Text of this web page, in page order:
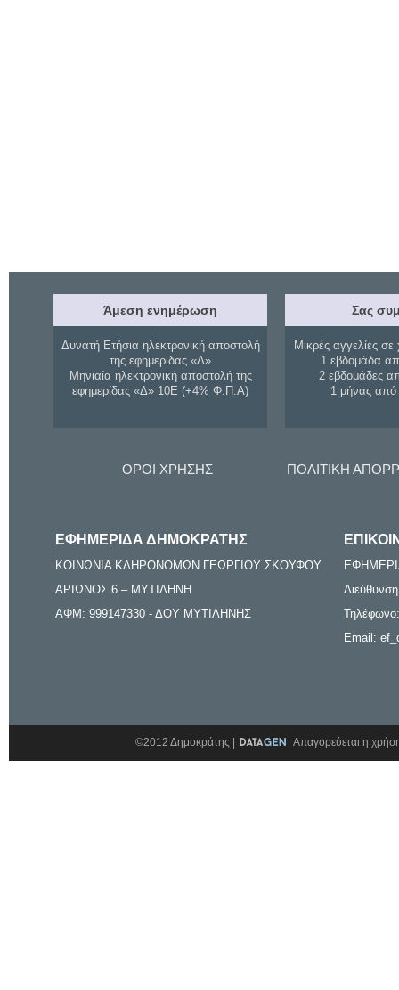
Άμεση ενημέρωση
Δυνατή Ετήσια ηλεκτρονική αποστολή
της εφημερίδας «Δ»
Μηνιαία ηλεκτρονική αποστολή της
εφημερίδας «Δ» 10Ε (+4% Φ.Π.Α)
Σας
Μικρές αγγελίες σε
1 εβδομάδα
2 εβδομάδες
1 μήνας
ΟΡΟΙ ΧΡΗΣΗΣ ΠΟΛΙΤΙΚΗ
ΕΦΗΜΕΡΙΔΑ ΔΗΜΟΚΡΑΤΗΣ
ΚΟΙΝΩΝΙΑ ΚΛΗΡΟΝΟΜΩΝ ΓΕΩΡΓΙΟΥ ΣΚΟΥΦΟΥ
ΑΡΙΩΝΟΣ 6 – ΜΥΤΙΛΗΝΗ
ΑΦΜ: 999147330 - ΔΟΥ ΜΥΤΙΛΗΝΗΣ
Email:
©2012 Δημοκράτης | Απαγορεύεται η